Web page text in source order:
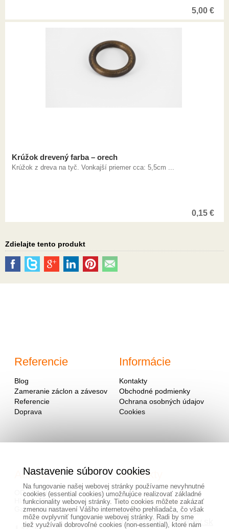
5,00 €
Krúžok drevený farba – orech
Krúžok z dreva na tyč. Vonkajší priemer cca: 5,5cm ...
0,15 €
Zdielajte tento produkt
Referencie
Blog
Zameranie záclon a závesov
Referencie
Doprava
Informácie
Kontakty
Obchodné podmienky
Ochrana osobných údajov
Cookies
Adresa
OD - Mladosť
Hlavná 951
Galanta 924 01
Kontakty
0940 091 999
alebo na mailovej adrese
info@hotovezaclony.sk
Nastavenie súborov cookies
Na fungovanie našej webovej stránky používame nevyhnutné
cookies (essential cookies) umožňujúce realizovať základné
funkcionality webovej stránky. Tieto cookies môžete zakázať
zmenou nastavení Vášho internetového prehliadača, čo však
môže ovplyvniť fungovanie webovej stránky. Radi by sme
tiež využívali dobrovoľné cookies (non-essential), ktoré nám